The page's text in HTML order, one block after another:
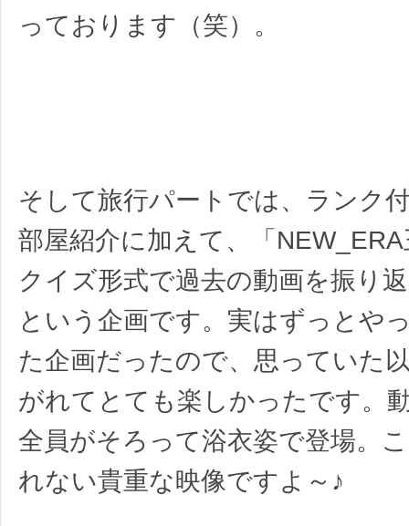
っております（笑）。
そして旅行パートでは、ランク
部屋紹介に加えて、「
クイズ形式で過去の動画を振り
という企画です。実はずっとや
た企画だったので、思っていた
がれてとても楽しかったです。
全員がそろって浴衣姿で登場。
れない貴重な映像ですよ～♪